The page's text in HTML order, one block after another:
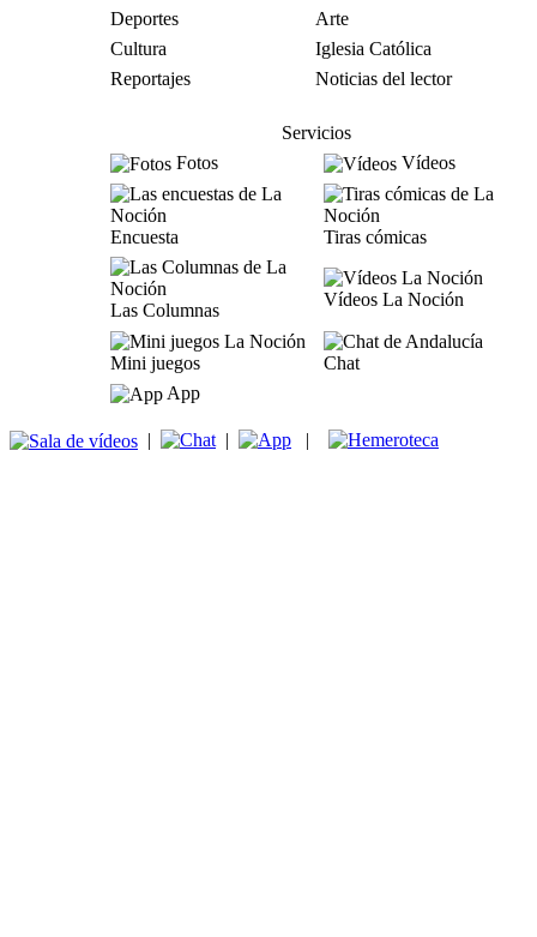
Deportes
Arte
Cultura
Iglesia Católica
Reportajes
Noticias del lector
Servicios
Fotos
Vídeos
Encuesta Tiras cómicas
Las Columnas
Vídeos La Noción
Mini juegos
Chat
App
| | |